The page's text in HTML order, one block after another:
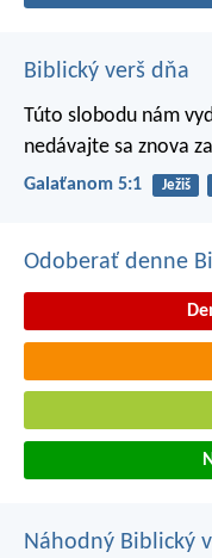
Biblický verš dňa
Túto slobodu nám
nedávajte sa znova
Galaťanom 5:1 Ježiš
Odoberať denne
Náhodný Biblický